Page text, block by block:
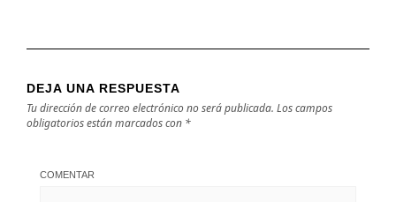
DEJA UNA RESPUESTA
Tu dirección de correo electrónico no será publicada. Los campos
obligatorios están marcados con *
COMENTAR